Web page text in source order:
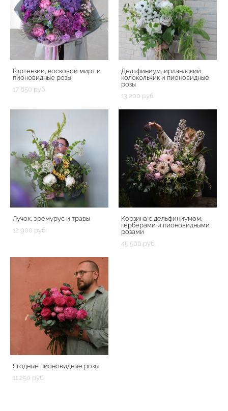
Гортензии, восковой мирт и
пионовидные розы
17 850 pуб.
Дельфиниум, ирландский
колокольчик и пионовидные
розы
13 200 pуб.
Лучок, эремурус и травы
12 900 pуб.
Корзина с дельфиниумом,
герберами и пионовидными
розами
45 500 pуб.
Ягодные пионовидные розы
11 250 pуб.